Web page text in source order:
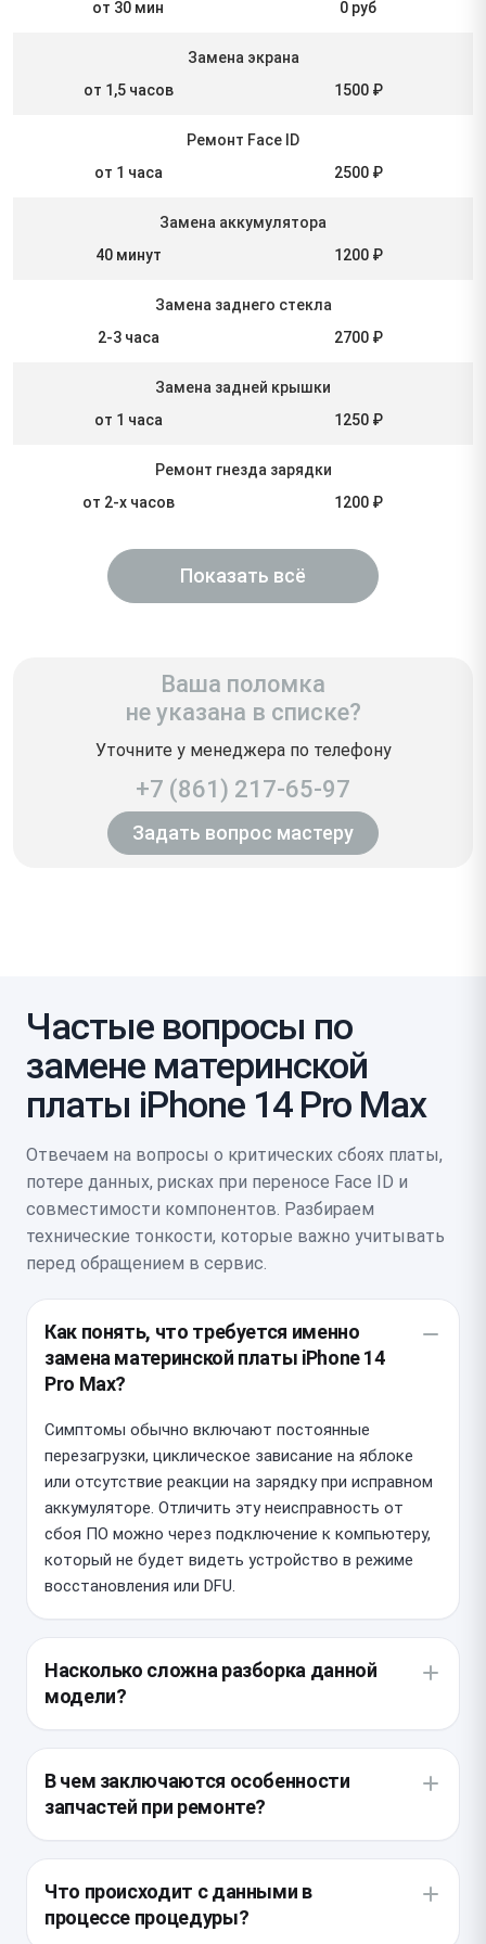
от 30 мин 0 руб
Замена экрана
от 1,5 часов
1500 ₽
Ремонт Face ID
от 1 часа
2500 ₽
Замена аккумулятора
40 минут
1200 ₽
Замена заднего стекла
2-3 часа
2700 ₽
Замена задней крышки
от 1 часа
1250 ₽
Ремонт гнезда зарядки
от 2-х часов
1200 ₽
Показать всё
Ваша поломка
не указана в списке?
Уточните у менеджера по телефону
+7 (861) 217-65-97
Задать вопрос мастеру
Частые вопросы по
замене материнской
платы iPhone 14 Pro Max
Отвечаем на вопросы о критических сбоях платы,
потере данных, рисках при переносе Face ID и
совместимости компонентов. Разбираем
технические тонкости, которые важно учитывать
перед обращением в сервис.
Как понять, что требуется именно
замена материнской платы iPhone 14
Pro Max?
Симптомы обычно включают постоянные
перезагрузки, циклическое зависание на яблоке
или отсутствие реакции на зарядку при исправном
аккумуляторе. Отличить эту неисправность от
сбоя ПО можно через подключение к компьютеру,
который не будет видеть устройство в режиме
восстановления или DFU.
Насколько сложна разборка данной
модели?
влагозащиты, поэтому корпус плотно проклеен по
периметру. Для доступа к системной плате
мастеру необходимо аккуратно демонтировать
дисплейный модуль, не повредив при этом шлейфы
любому физическому воздействию.
В чем заключаются особенности
запчастей при ремонте?
привязку к конкретным периферийным
компонентам. При установке детали без
Что происходит с данными в
процессе процедуры?